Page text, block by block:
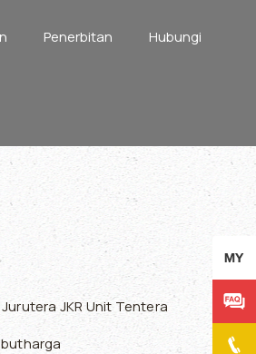
Penerbitan Hubungi
JKR Unit Tentera